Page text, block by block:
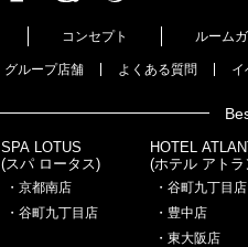
コンセプト ルーム
グループ店舗 よくある質問 イ
SPA LOTUS
(スパ ロータス)
・京都南店
・谷町九丁目店
HOTEL
(ホテル アト
・谷町九丁目店
・豊中店
・東大阪店